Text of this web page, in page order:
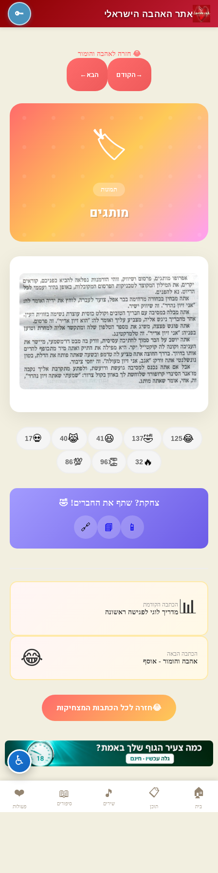
→הקודם
😂 חזרה לאהבה והומור
הבא←
🏷️
תמונות
מותגים
😂
125
🤣
137
😆
41
😹
40
💀
17
🔥
32
👏
96
💯
86
צחקת? שתף את החברים! 🤣
📱
📘
🔗
📊 הכתבה הקודמת
מדריך לוגי לפגישה ראשונה
הכתבה הבאה
אהבה והומור - אוסף 😂
😂חזרה לכל הכתבות המצחיקות
אתר האהבה הישראלי 🔑
🏠
בית
📋
תוכן
🎵
שירים
📖
סיפורים
❤️
פעולות
♿